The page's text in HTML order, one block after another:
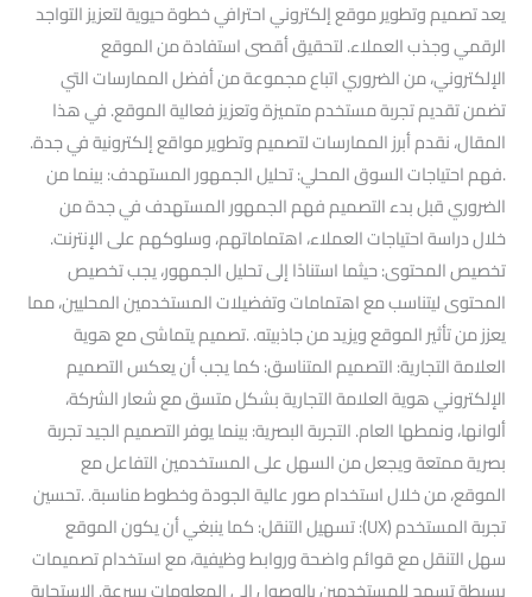
يعد تصميم وتطوير موقع إلكتروني احترافي خطوة حيوية لتعزيز التواجد
الرقمي وجذب العملاء. لتحقيق أقصى استفادة من الموقع
الإلكتروني، من الضروري اتباع مجموعة من أفضل الممارسات التي
تضمن تقديم تجربة مستخدم متميزة وتعزيز فعالية الموقع. في هذا
المقال، نقدم أبرز الممارسات لتصميم وتطوير مواقع إلكترونية في جدة.
.فهم احتياجات السوق المحلي: تحليل الجمهور المستهدف: بينما من
الضروري قبل بدء التصميم فهم الجمهور المستهدف في جدة من
خلال دراسة احتياجات العملاء، اهتماماتهم، وسلوكهم على الإنترنت.
تخصيص المحتوى: حيثما استنادًا إلى تحليل الجمهور، يجب تخصيص
المحتوى ليتناسب مع اهتمامات وتفضيلات المستخدمين المحليين، مما
يعزز من تأثير الموقع ويزيد من جاذبيته. .تصميم يتماشى مع هوية
العلامة التجارية: التصميم المتناسق: كما يجب أن يعكس التصميم
الإلكتروني هوية العلامة التجارية بشكل متسق مع شعار الشركة،
ألوانها، ونمطها العام. التجربة البصرية: بينما يوفر التصميم الجيد تجربة
بصرية ممتعة ويجعل من السهل على المستخدمين التفاعل مع
الموقع، من خلال استخدام صور عالية الجودة وخطوط مناسبة. .تحسين
تجربة المستخدم (UX): تسهيل التنقل: كما ينبغي أن يكون الموقع
سهل التنقل مع قوائم واضحة وروابط وظيفية، مع استخدام تصميمات